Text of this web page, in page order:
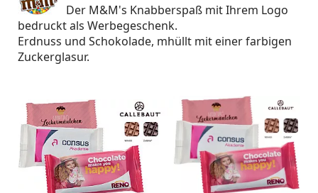
Der M&M's Knabberspaß mit Ihrem Logo
bedruckt als Werbegeschenk.
Erdnuss und Schokolade, mhüllt mit einer farbigen
Zuckerglasur.